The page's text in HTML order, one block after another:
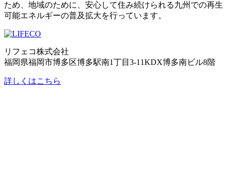
ため、地域のために、安心して住み続けられる九州での再生
可能エネルギーの普及拡大を行っています。
リフェコ株式会社
福岡県福岡市博多区博多駅南1丁目3-11KDX博多南ビル8階
詳しくはこちら